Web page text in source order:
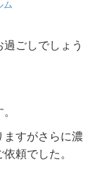
ム
ごしでしょう
ますがさらに濃
頼でした。